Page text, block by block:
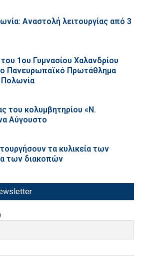
Αναστολή λειτουργίας από 3
1ου Γυμνασίου Χαλανδρίου
Πανευρωπαϊκό Πρωτάθλημα
Πολωνία
του κολυμβητηρίου «Ν.
Αύγουστο
τα κυλικεία των
των διακοπών